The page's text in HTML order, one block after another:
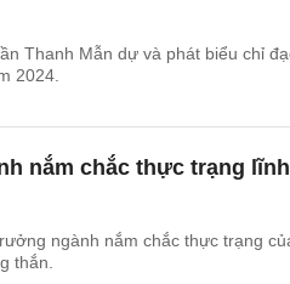
Thanh Mẫn dự và phát biểu chỉ
2024.
nắm chắc thực trạng lĩnh
ngành nắm chắc thực trạng
thắn.